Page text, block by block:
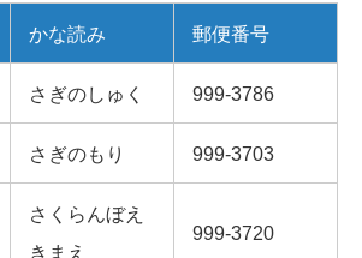
かな読み 郵便番号
さぎのしゅく 999-3786
さぎのもり 999-3703
さくらんぼえ
きまえ
999-3720